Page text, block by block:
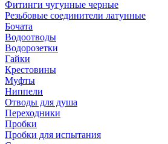
Фитинги чугунные черные
Резьбовые соединители латунные
Бочата
Водоотводы
Водорозетки
Гайки
Крестовины
Муфты
Ниппели
Отводы для душа
Переходники
Пробки
Пробки для испытания